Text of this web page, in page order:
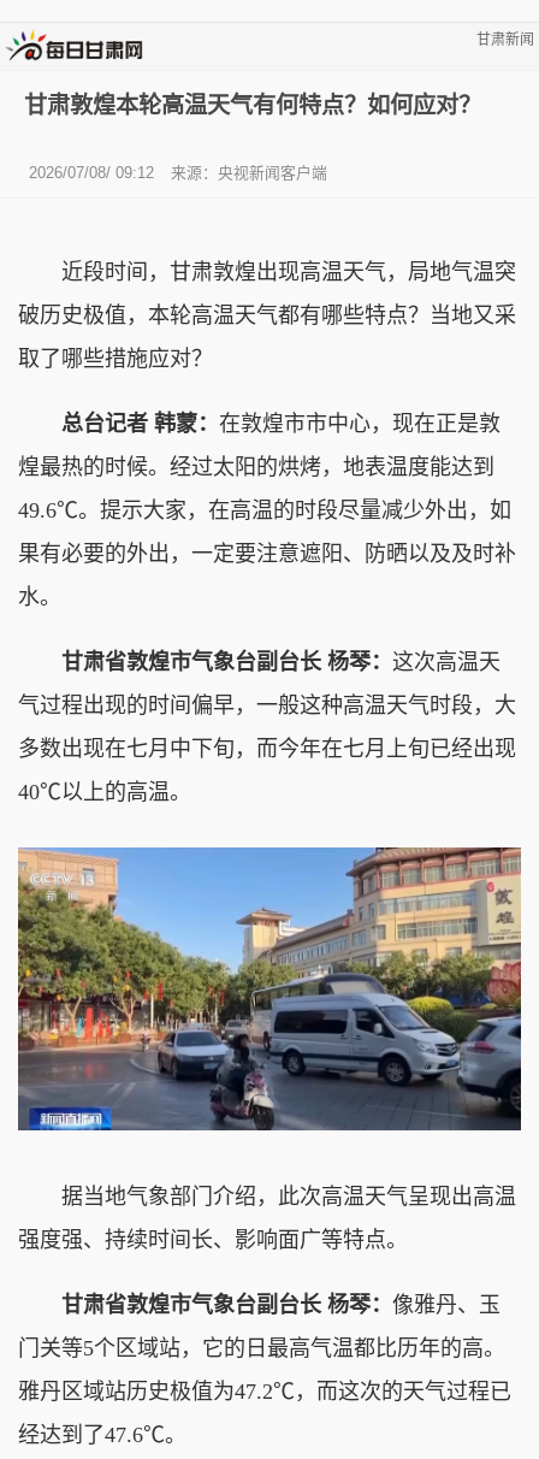
甘肃新闻
甘肃敦煌本轮高温天气有何特点？如何应对？
2026/07/08/ 09:12 来源：央视新闻客户端
近段时间，甘肃敦煌出现高温天气，局地气温突
破历史极值，本轮高温天气都有哪些特点？当地又采
取了哪些措施应对？
总台记者 韩蒙： 在敦煌市市中心，现在正是敦
煌最热的时候。经过太阳的烘烤，地表温度能达到
49.6℃。提示大家，在高温的时段尽量减少外出，如
果有必要的外出，一定要注意遮阳、防晒以及及时补
水。
甘肃省敦煌市气象台副台长 杨琴： 这次高温天
气过程出现的时间偏早，一般这种高温天气时段，大
多数出现在七月中下旬，而今年在七月上旬已经出现
40℃以上的高温。
据当地气象部门介绍，此次高温天气呈现出高温
强度强、持续时间长、影响面广等特点。
甘肃省敦煌市气象台副台长 杨琴： 像雅丹、玉
门关等5个区域站，它的日最高气温都比历年的高。
雅丹区域站历史极值为47.2℃，而这次的天气过程已
经达到了47.6℃。